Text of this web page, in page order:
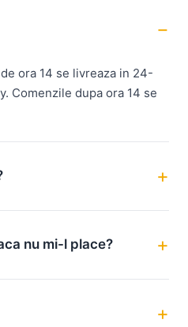
ora 14 se livreaza in 24-
Comenzile dupa ora 14 se
nu mi-l place?